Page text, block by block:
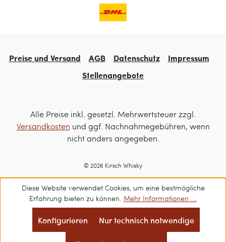
Preise und Versand AGB Datenschutz
Impressum
Stellenangebote
Alle Preise inkl. gesetzl. Mehrwertsteuer zzgl.
Versandkosten und ggf. Nachnahmegebühren, wenn
nicht anders angegeben.
© 2026 Kirsch Whisky
Diese Website verwendet Cookies, um eine bestmögliche
Erfahrung bieten zu können. Mehr Informationen ...
Nur technisch notwendige
Konfigurieren